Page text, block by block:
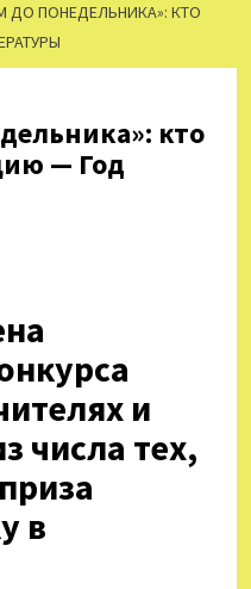
ДО ПОНЕДЕЛЬНИКА»: КТО
кто
— Год
и
числа тех,
в